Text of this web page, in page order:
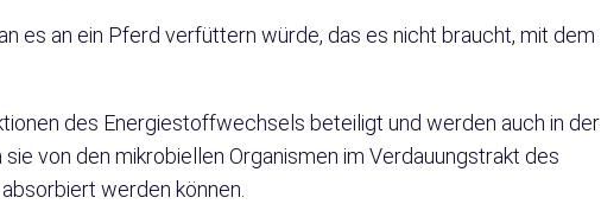
es an ein Pferd verfüttern würde, das es nicht braucht, mit dem
des Energiestoffwechsels beteiligt und werden auch in der
von den mikrobiellen Organismen im Verdauungstrakt des
werden können.